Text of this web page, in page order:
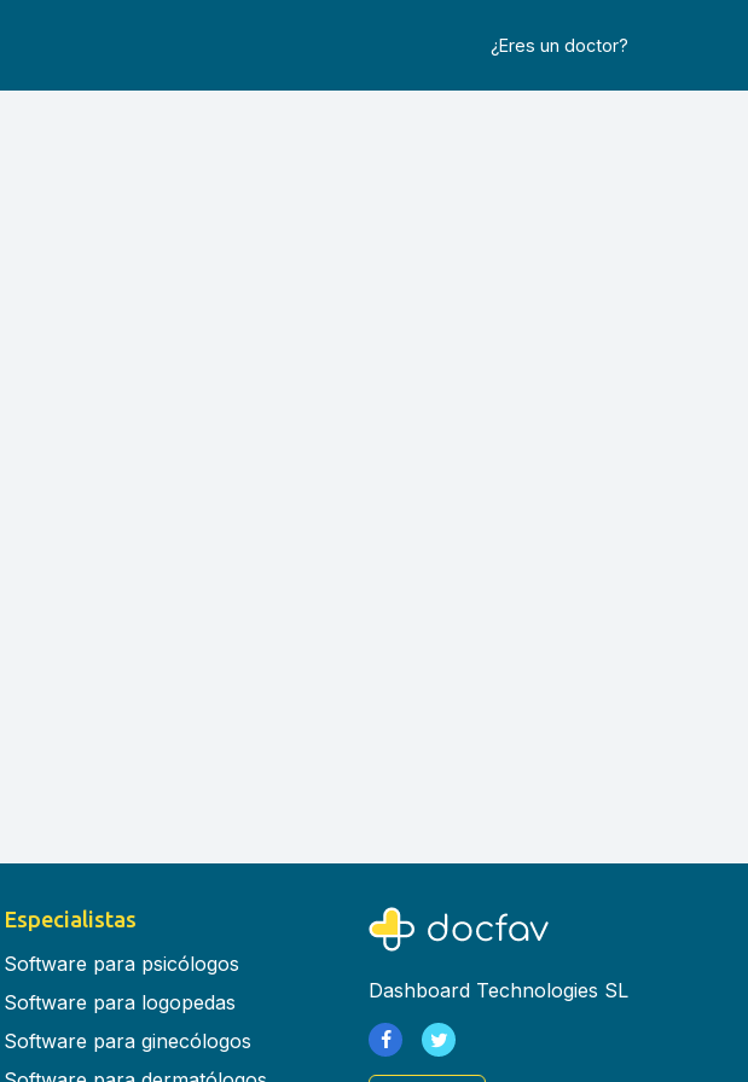
¿Eres un doctor?
Especialistas
Software para psicólogos
Software para logopedas
Software para ginecólogos
Dashboard Technologies SL